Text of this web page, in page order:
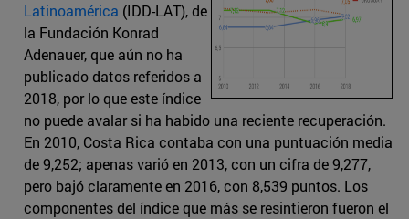
Latinoamérica (IDD-LAT), de
la Fundación Konrad
Adenauer, que aún no ha
publicado datos referidos a
2018, por lo que este índice
no puede avalar si ha habido una reciente recuperación.
En 2010, Costa Rica contaba con una puntuación media
de 9,252; apenas varió en 2013, con un cifra de 9,277,
pero bajó claramente en 2016, con 8,539 puntos. Los
componentes del índice que más se resintieron fueron el